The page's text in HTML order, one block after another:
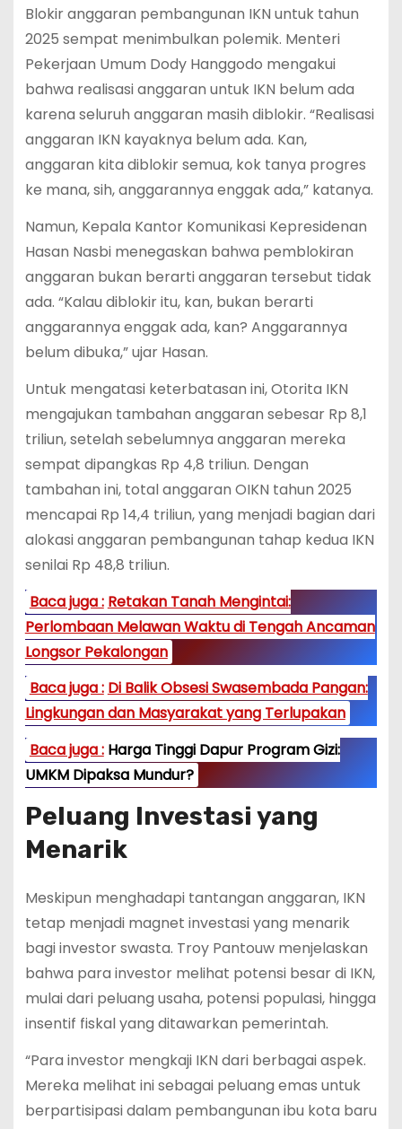
Blokir anggaran pembangunan IKN untuk tahun
2025 sempat menimbulkan polemik. Menteri
Pekerjaan Umum Dody Hanggodo mengakui
bahwa realisasi anggaran untuk IKN belum ada
karena seluruh anggaran masih diblokir. “Realisasi
anggaran IKN kayaknya belum ada. Kan,
anggaran kita diblokir semua, kok tanya progres
ke mana, sih, anggarannya enggak ada,” katanya.
Namun, Kepala Kantor Komunikasi Kepresidenan
Hasan Nasbi menegaskan bahwa pemblokiran
anggaran bukan berarti anggaran tersebut tidak
ada. “Kalau diblokir itu, kan, bukan berarti
anggarannya enggak ada, kan? Anggarannya
belum dibuka,” ujar Hasan.
Untuk mengatasi keterbatasan ini, Otorita IKN
mengajukan tambahan anggaran sebesar Rp 8,1
triliun, setelah sebelumnya anggaran mereka
sempat dipangkas Rp 4,8 triliun. Dengan
tambahan ini, total anggaran OIKN tahun 2025
mencapai Rp 14,4 triliun, yang menjadi bagian dari
alokasi anggaran pembangunan tahap kedua IKN
senilai Rp 48,8 triliun.
Baca juga : Retakan Tanah Mengintai:
Perlombaan Melawan Waktu di Tengah Ancaman
Longsor Pekalongan
Baca juga : Di Balik Obsesi Swasembada Pangan:
Lingkungan dan Masyarakat yang Terlupakan
Baca juga :Harga Tinggi Dapur Program Gizi:
UMKM Dipaksa Mundur?
Peluang Investasi yang
Menarik
Meskipun menghadapi tantangan anggaran, IKN
tetap menjadi magnet investasi yang menarik
bagi investor swasta. Troy Pantouw menjelaskan
bahwa para investor melihat potensi besar di IKN,
mulai dari peluang usaha, potensi populasi, hingga
insentif fiskal yang ditawarkan pemerintah.
“Para investor mengkaji IKN dari berbagai aspek.
Mereka melihat ini sebagai peluang emas untuk
berpartisipasi dalam pembangunan ibu kota baru